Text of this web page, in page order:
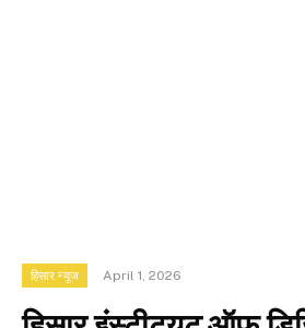
हिसार न्यूज April 1, 2026